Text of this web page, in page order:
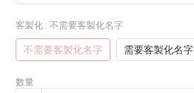
客製化 : 不需要客製化名字
不需要客製化名字 需要客製化名字
數量